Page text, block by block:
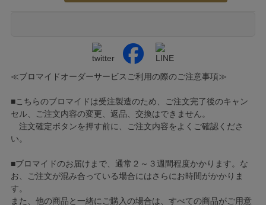
≪ブロマイドオーダーサービスご利用の際のご注意事項≫
■こちらのブロマイドは受注製造のため、ご注文完了後のキャン
セル、ご注文内容の変更、返品、交換はできません。
注文確定ボタンを押す前に、ご注文内容をよくご確認くださ
い。
■ブロマイドのお届けまで、通常２～３週間程度かかります。な
お、ご注文が混み合っている場合にはさらにお時間がかかりま
す。
また、他の商品と一緒にご購入の場合は、すべての商品がご用意